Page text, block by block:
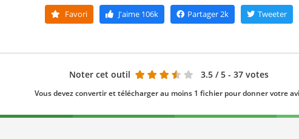
Favori J'aime106k Partager2k Tweeter
Noter cet outil 3.5 / 5 - 37 votes
Vous devez convertir et télécharger au moins 1 fichier pour donner votre